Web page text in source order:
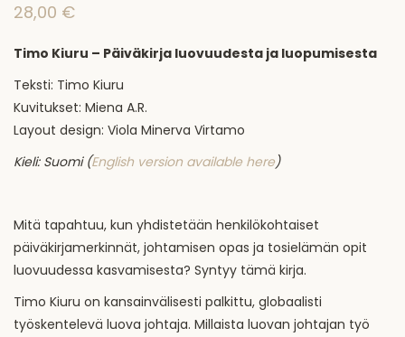
28,00 €
Timo Kiuru – Päiväkirja luovuudesta ja luopumisesta
Teksti: Timo Kiuru
Kuvitukset: Miena A.R.
Layout design: Viola Minerva Virtamo
Kieli: Suomi (English version available here)
Mitä tapahtuu, kun yhdistetään henkilökohtaiset
päiväkirjamerkinnät, johtamisen opas ja tosielämän opit
luovuudessa kasvamisesta? Syntyy tämä kirja.
Timo Kiuru on kansainvälisesti palkittu, globaalisti
työskentelevä luova johtaja. Millaista luovan johtajan työ